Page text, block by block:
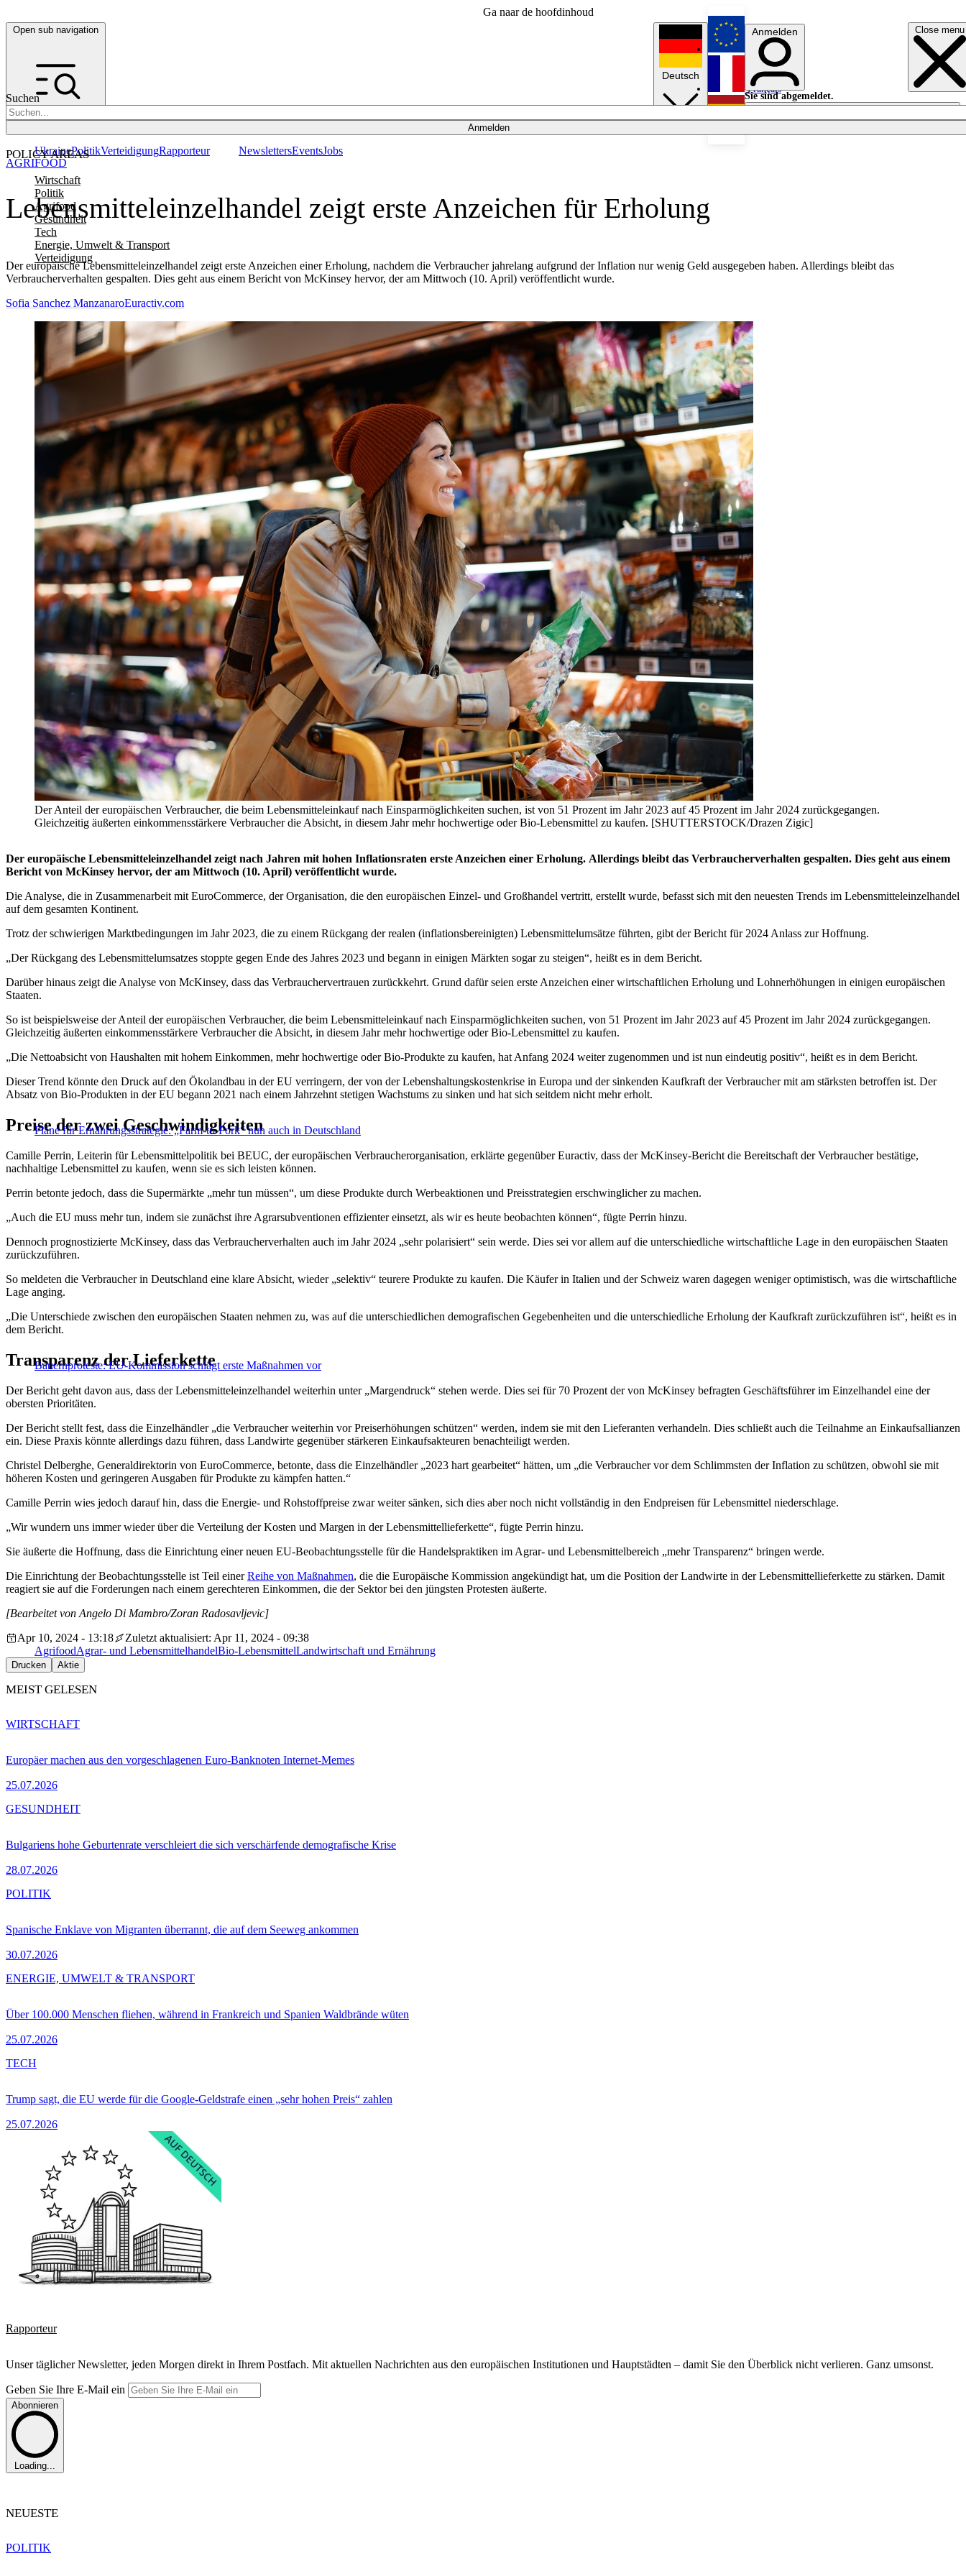
Ga naar de hoofdinhoud
Open sub navigation Close menu
Suchen
Anmelden
POLICY AREAS
Wirtschaft
Politik
Agrifood
Gesundheit
Tech
Energie, Umwelt & Transport
Verteidigung
UkrainePolitikVerteidigungRapporteur NewslettersEventsJobs
Deutsch
English
Français
Anmelden
Sie sind abgemeldet.
Anmelden
Licht aus
Lebensmitteleinzelhandel zeigt erste Anzeichen für Erholung
Der europäische Lebensmitteleinzelhandel zeigt erste Anzeichen einer Erholung, nachdem die Verbraucher jahrelang aufgrund der Inflation nur wenig Geld ausgegeben haben. Allerdings bleibt das
Verbraucherverhalten gespalten. Dies geht aus einem Bericht von McKinsey hervor, der am Mittwoch (10. April) veröffentlicht wurde.
AGRIFOOD
Sofia Sanchez ManzanaroEuractiv.com
Der Anteil der europäischen Verbraucher, die beim Lebensmitteleinkauf nach Einsparmöglichkeiten suchen, ist von 51 Prozent im Jahr 2023 auf 45 Prozent im Jahr 2024 zurückgegangen.
Gleichzeitig äußerten einkommensstärkere Verbraucher die Absicht, in diesem Jahr mehr hochwertige oder Bio-Lebensmittel zu kaufen. [SHUTTERSTOCK/Drazen Zigic]
Der europäische Lebensmitteleinzelhandel zeigt nach Jahren mit hohen Inflationsraten erste Anzeichen einer Erholung. Allerdings bleibt das Verbraucherverhalten gespalten. Dies geht aus einem
Bericht von McKinsey hervor, der am Mittwoch (10. April) veröffentlicht wurde.
Die Analyse, die in Zusammenarbeit mit EuroCommerce, der Organisation, die den europäischen Einzel- und Großhandel vertritt, erstellt wurde, befasst sich mit den neuesten Trends im Lebensmitteleinzelhandel
auf dem gesamten Kontinent.
Trotz der schwierigen Marktbedingungen im Jahr 2023, die zu einem Rückgang der realen (inflationsbereinigten) Lebensmittelumsätze führten, gibt der Bericht für 2024 Anlass zur Hoffnung.
„Der Rückgang des Lebensmittelumsatzes stoppte gegen Ende des Jahres 2023 und begann in einigen Märkten sogar zu steigen“, heißt es in dem Bericht.
Darüber hinaus zeigt die Analyse von McKinsey, dass das Verbrauchervertrauen zurückkehrt. Grund dafür seien erste Anzeichen einer wirtschaftlichen Erholung und Lohnerhöhungen in einigen europäischen
Staaten.
So ist beispielsweise der Anteil der europäischen Verbraucher, die beim Lebensmitteleinkauf nach Einsparmöglichkeiten suchen, von 51 Prozent im Jahr 2023 auf 45 Prozent im Jahr 2024 zurückgegangen.
Gleichzeitig äußerten einkommensstärkere Verbraucher die Absicht, in diesem Jahr mehr hochwertige oder Bio-Lebensmittel zu kaufen.
„Die Nettoabsicht von Haushalten mit hohem Einkommen, mehr hochwertige oder Bio-Produkte zu kaufen, hat Anfang 2024 weiter zugenommen und ist nun eindeutig positiv“, heißt es in dem Bericht.
Dieser Trend könnte den Druck auf den Ökolandbau in der EU verringern, der von der Lebenshaltungskostenkrise in Europa und der sinkenden Kaufkraft der Verbraucher mit am stärksten betroffen ist. Der
Absatz von Bio-Produkten in der EU begann 2021 nach einem Jahrzehnt stetigen Wachstums zu sinken und hat sich seitdem nicht mehr erholt.
Pläne für Ernährungsstrategie: „Farm-to-Fork“ nun auch in Deutschland
Preise der zwei Geschwindigkeiten
Camille Perrin, Leiterin für Lebensmittelpolitik bei BEUC, der europäischen Verbraucherorganisation, erklärte gegenüber Euractiv, dass der McKinsey-Bericht die Bereitschaft der Verbraucher bestätige,
nachhaltige Lebensmittel zu kaufen, wenn sie es sich leisten können.
Perrin betonte jedoch, dass die Supermärkte „mehr tun müssen“, um diese Produkte durch Werbeaktionen und Preisstrategien erschwinglicher zu machen.
„Auch die EU muss mehr tun, indem sie zunächst ihre Agrarsubventionen effizienter einsetzt, als wir es heute beobachten können“, fügte Perrin hinzu.
Dennoch prognostizierte McKinsey, dass das Verbraucherverhalten auch im Jahr 2024 „sehr polarisiert“ sein werde. Dies sei vor allem auf die unterschiedliche wirtschaftliche Lage in den europäischen Staaten
zurückzuführen.
So meldeten die Verbraucher in Deutschland eine klare Absicht, wieder „selektiv“ teurere Produkte zu kaufen. Die Käufer in Italien und der Schweiz waren dagegen weniger optimistisch, was die wirtschaftliche
Lage anging.
„Die Unterschiede zwischen den europäischen Staaten nehmen zu, was auf die unterschiedlichen demografischen Gegebenheiten und die unterschiedliche Erholung der Kaufkraft zurückzuführen ist“, heißt es in
dem Bericht.
Bauernproteste: EU-Kommission schlägt erste Maßnahmen vor
Transparenz der Lieferkette
Der Bericht geht davon aus, dass der Lebensmitteleinzelhandel weiterhin unter „Margendruck“ stehen werde. Dies sei für 70 Prozent der von McKinsey befragten Geschäftsführer im Einzelhandel eine der
obersten Prioritäten.
Der Bericht stellt fest, dass die Einzelhändler „die Verbraucher weiterhin vor Preiserhöhungen schützen“ werden, indem sie mit den Lieferanten verhandeln. Dies schließt auch die Teilnahme an Einkaufsallianzen
ein. Diese Praxis könnte allerdings dazu führen, dass Landwirte gegenüber stärkeren Einkaufsakteuren benachteiligt werden.
Christel Delberghe, Generaldirektorin von EuroCommerce, betonte, dass die Einzelhändler „2023 hart gearbeitet“ hätten, um „die Verbraucher vor dem Schlimmsten der Inflation zu schützen, obwohl sie mit
höheren Kosten und geringeren Ausgaben für Produkte zu kämpfen hatten.“
Camille Perrin wies jedoch darauf hin, dass die Energie- und Rohstoffpreise zwar weiter sänken, sich dies aber noch nicht vollständig in den Endpreisen für Lebensmittel niederschlage.
„Wir wundern uns immer wieder über die Verteilung der Kosten und Margen in der Lebensmittellieferkette“, fügte Perrin hinzu.
Sie äußerte die Hoffnung, dass die Einrichtung einer neuen EU-Beobachtungsstelle für die Handelspraktiken im Agrar- und Lebensmittelbereich „mehr Transparenz“ bringen werde.
Die Einrichtung der Beobachtungsstelle ist Teil einerReihe von Maßnahmen, die die Europäische Kommission angekündigt hat, um die Position der Landwirte in der Lebensmittellieferkette zu stärken. Damit
reagiert sie auf die Forderungen nach einem gerechteren Einkommen, die der Sektor bei den jüngsten Protesten äußerte.
[Bearbeitet von Angelo Di Mambro/Zoran Radosavljevic]
Apr 10, 2024 - 13:18
Zuletzt aktualisiert: Apr 11, 2024 - 09:38
AgrifoodAgrar- und LebensmittelhandelBio-LebensmittelLandwirtschaft und Ernährung
Drucken Aktie
MEIST GELESEN
Europäer machen aus den vorgeschlagenen Euro-Banknoten Internet-Memes
25.07.2026
WIRTSCHAFT
Bulgariens hohe Geburtenrate verschleiert die sich verschärfende demografische Krise
28.07.2026
GESUNDHEIT
Spanische Enklave von Migranten überrannt, die auf dem Seeweg ankommen
30.07.2026
POLITIK
Über 100.000 Menschen fliehen, während in Frankreich und Spanien Waldbrände wüten
25.07.2026
ENERGIE, UMWELT & TRANSPORT
Trump sagt, die EU werde für die Google-Geldstrafe einen „sehr hohen Preis“ zahlen
25.07.2026
TECH
Rapporteur
Unser täglicher Newsletter, jeden Morgen direkt in Ihrem Postfach. Mit aktuellen Nachrichten aus den europäischen Institutionen und Hauptstädten – damit Sie den Überblick nicht verlieren. Ganz umsonst.
Geben Sie Ihre E-Mail ein
Abonnieren
Loading...
NEUESTE
POLITIK